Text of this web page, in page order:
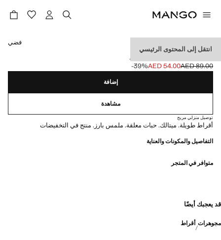
انتقل إلى المحتوى الرئيسي
أقراط متدلية مطرزة بخرز
السعر الأول محذوف [AED 89.00 ]
AED 89.00
السعر الحالي [AED 54.00 ]AED 54.00
‎-39‎%‎
حدد اللون
فضي
إضافة
مشاهدة
توصيل منزلي مريح
أقراط طويلة. ميتالك. حبات معلقة. ملمس بارز. منتج في التخفيضات
التفاصيل والمكونات والعناية
متوافر في المتجر
قد يعجبك أيضًا
مجوهرات أقراط